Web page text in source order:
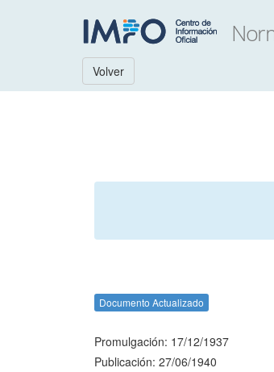
Volver
Documento Actualizado
Promulgación: 17/12/1937
Publicación: 27/06/1940